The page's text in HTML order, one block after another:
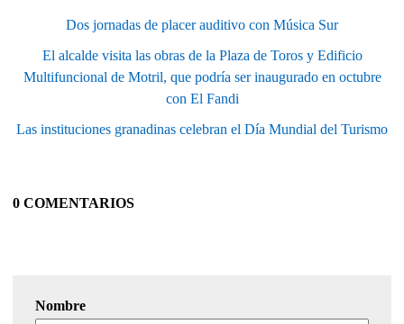
Dos jornadas de placer auditivo con Música Sur
El alcalde visita las obras de la Plaza de Toros y Edificio
Multifuncional de Motril, que podría ser inaugurado en octubre
con El Fandi
Las instituciones granadinas celebran el Día Mundial del Turismo
0 COMENTARIOS
Nombre